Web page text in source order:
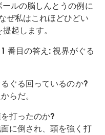
ルの脳しんとうの例に
ぜ私はこれほどひどい
起します。
番目の答え: 視界がぐる
ぐる回っているのか?
らだ。
打ったのか?
に倒され、頭を強く打